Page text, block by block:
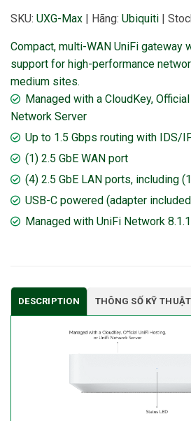
SKU: UXG-Max | Hãng: Ubiquiti |
Compact, multi-WAN UniFi gateway
support for high-performance
medium sites.
Managed with a CloudKey,
Network Server
Up to 1.5 Gbps routing with IDS/
(1) 2.5 GbE WAN port
(4) 2.5 GbE LAN ports, including
USB-C powered (adapter
Managed with UniFi Network
DESCRIPTION THÔNG SỐ KỸ THUẬT